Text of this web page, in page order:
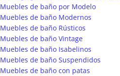
Muebles de baño por Modelo
Muebles de baño Modernos
Muebles de baño Rústicos
Muebles de baño Vintage
Muebles de baño Isabelinos
Muebles de baño Suspendidos
Muebles de baño con patas